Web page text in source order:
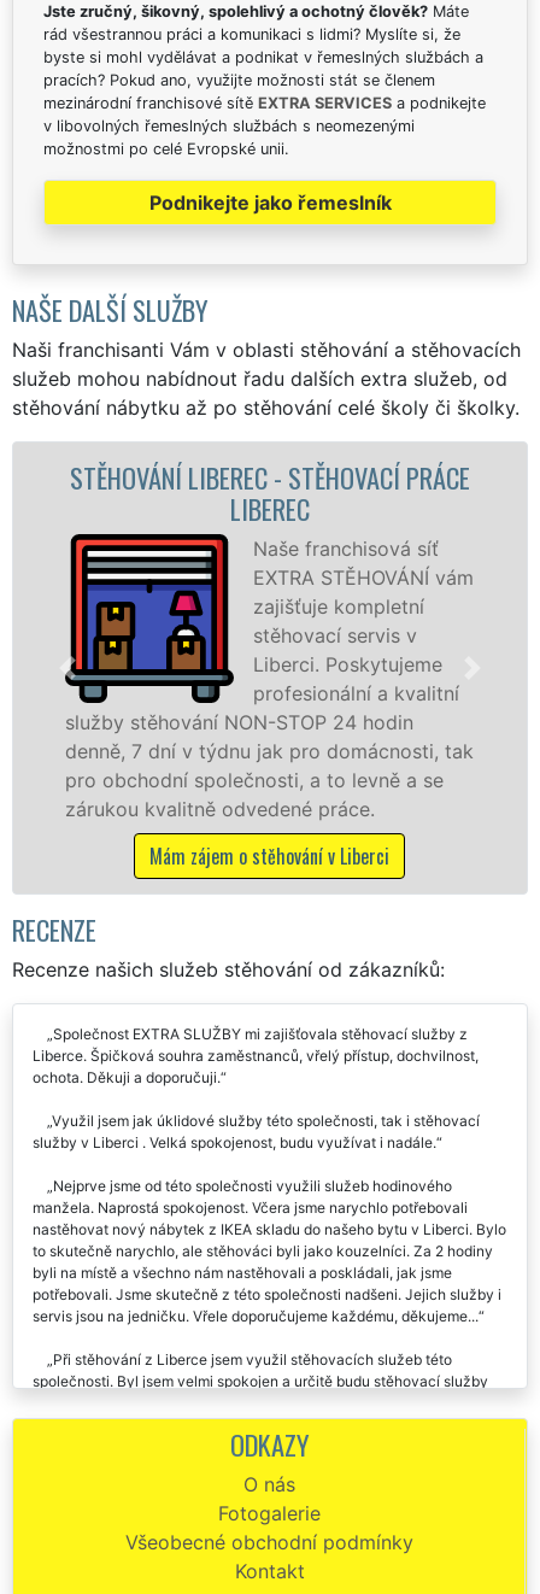
Jste zručný, šikovný, spolehlivý a ochotný člověk? Máte
rád všestrannou práci a komunikaci s lidmi? Myslíte si, že
byste si mohl vydělávat a podnikat v řemeslných službách a
pracích? Pokud ano, využijte možnosti stát se členem
mezinárodní franchisové sítě EXTRA SERVICES a podnikejte
v libovolných řemeslných službách s neomezenými
možnostmi po celé Evropské unii.
Podnikejte jako řemeslník
NAŠE DALŠÍ SLUŽBY
Naši franchisanti Vám v oblasti stěhování a stěhovacích
služeb mohou nabídnout řadu dalších extra služeb, od
stěhování nábytku až po stěhování celé školy či školky.
LIBEREC - STĚHOVACÍ PRÁCE
Naše franchisová síť
EXTRA STĚHOVÁNÍ vám
zajišťuje kompletní
stěhovací servis v
Liberci. Poskytujeme
profesionální a kvalitní
stěhování NON-STOP 24 hodin
7 dní v týdnu jak pro domácnosti, tak
společnosti, a to levně a se
kvalitně odvedené práce.
Mám zájem o stěhování v Liberci
RECENZE
Recenze našich služeb stěhování od zákazníků:
Společnost EXTRA SLUŽBY mi zajišťovala stěhovací služby z
Liberce. Špičková souhra zaměstnanců, vřelý přístup, dochvilnost,
Využil jsem jak úklidové služby této společnosti, tak i stěhovací
Nejprve jsme od této společnosti využili služeb hodinového
manžela. Naprostá spokojenost. Včera jsme narychlo potřebovali
nastěhovat nový nábytek z IKEA skladu do našeho bytu v Liberci. Bylo
to skutečně narychlo, ale stěhováci byli jako kouzelníci. Za 2 hodiny
byli na místě a všechno nám nastěhovali a poskládali, jak jsme
potřebovali. Jsme skutečně z této společnosti nadšeni. Jejich služby i
Při stěhování z Liberce jsem využil stěhovacích služeb této
této společnosti Extra doporučovat i svým známým.
Naprosto kvalitní a spolehlivá stěhovací společnost z Liberce.
Stěhování Liberec - spokojenost, mohu jen doporučit - rychlost,
opatrnost při stěhovacích službách a dokonce usměvaví pracovníci :-)
ODKAZY
O nás
Fotogalerie
Všeobecné obchodní podmínky